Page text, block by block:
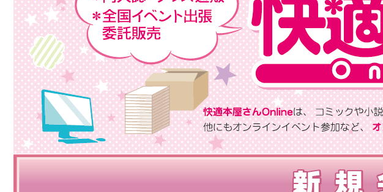
快適本屋さんOnlineは、 コミックや小説などの同人誌やグッズ等の作品を通信販売いたします。